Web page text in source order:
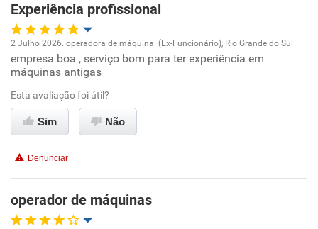
Recomenda esta empresa
Recomenda a diretoria
Experiência profissional
Oportunidade de promoção
Ambiente de trabalho
Conciliação com a vida familiar
Recomenda esta empresa
Recomenda a diretoria
2 Julho 2026. operadora de máquina (Ex-Funcionário), Rio Grande do Sul
empresa boa , serviço bom para ter experiência em
máquinas antigas
Esta avaliação foi útil?
Sim Não
Denunciar
operador de máquinas